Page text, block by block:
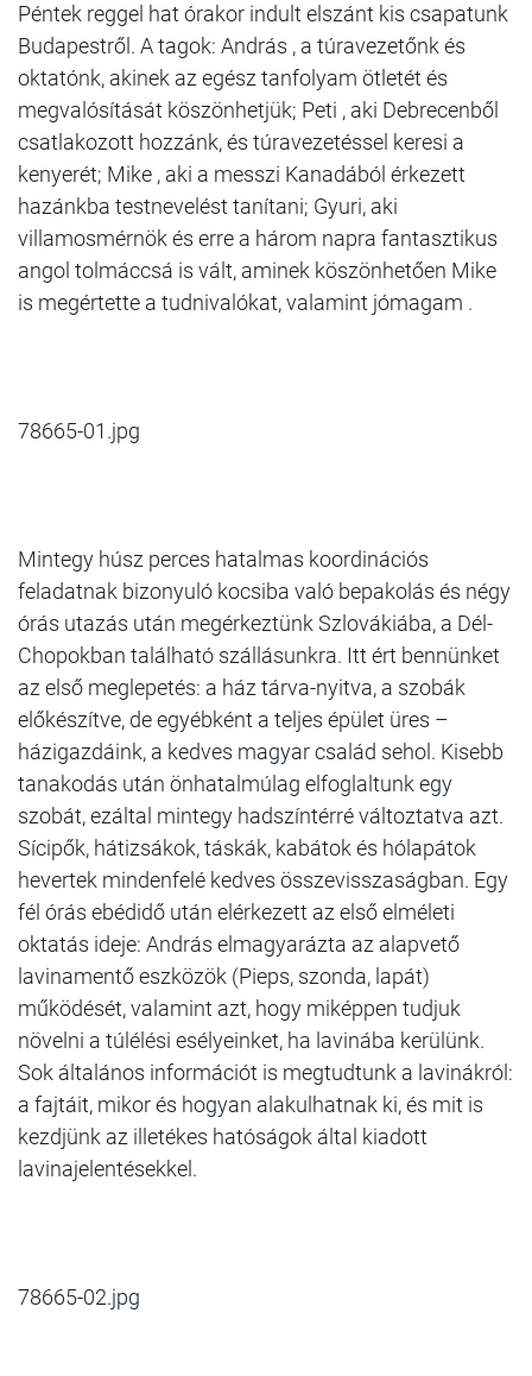
Péntek reggel hat órakor indult elszánt kis csapatunk
Budapestről. A tagok: András , a túravezetőnk és
oktatónk, akinek az egész tanfolyam ötletét és
megvalósítását köszönhetjük; Peti , aki Debrecenből
csatlakozott hozzánk, és túravezetéssel keresi a
kenyerét; Mike , aki a messzi Kanadából érkezett
hazánkba testnevelést tanítani; Gyuri, aki
villamosmérnök és erre a három napra fantasztikus
angol tolmáccsá is vált, aminek köszönhetően Mike
is megértette a tudnivalókat, valamint jómagam .
78665-01.jpg
Mintegy húsz perces hatalmas koordinációs
feladatnak bizonyuló kocsiba való bepakolás és négy
órás utazás után megérkeztünk Szlovákiába, a Dél-
Chopokban található szállásunkra. Itt ért bennünket
az első meglepetés: a ház tárva-nyitva, a szobák
előkészítve, de egyébként a teljes épület üres –
házigazdáink, a kedves magyar család sehol. Kisebb
tanakodás után önhatalmúlag elfoglaltunk egy
szobát, ezáltal mintegy hadszíntérré változtatva azt.
Sícipők, hátizsákok, táskák, kabátok és hólapátok
hevertek mindenfelé kedves összevisszaságban. Egy
fél órás ebédidő után elérkezett az első elméleti
oktatás ideje: András elmagyarázta az alapvető
lavinamentő eszközök (Pieps, szonda, lapát)
működését, valamint azt, hogy miképpen tudjuk
növelni a túlélési esélyeinket, ha lavinába kerülünk.
Sok általános információt is megtudtunk a lavinákról:
a fajtáit, mikor és hogyan alakulhatnak ki, és mit is
kezdjünk az illetékes hatóságok által kiadott
lavinajelentésekkel.
78665-02.jpg